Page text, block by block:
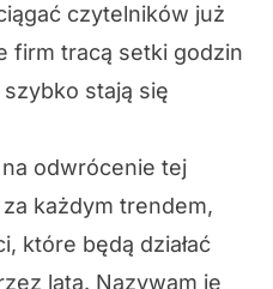
czytelników już
firm tracą setki godzin
stają się
odwrócenie tej
każdym trendem,
które będą działać
lata. Nazywam je